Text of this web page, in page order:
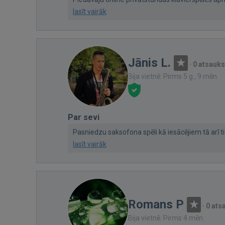
lasīt vairāk
Jānis L. · 0
Bija vietnē: Pirms 5 g., 9 mēn.
Par sevi
Pasniedzu saksofona spēli kā iesācējiem tā arī
lasīt vairāk
Romans P · 0
Bija vietnē: Pirms 4 mēn.